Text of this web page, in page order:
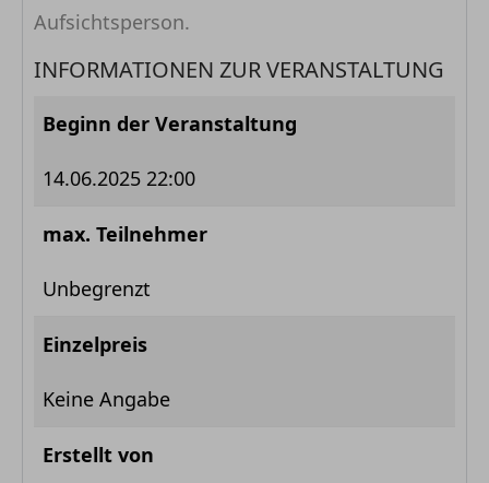
Aufsichtsperson.
INFORMATIONEN ZUR VERANSTALTUNG
Beginn der Veranstaltung
14.06.2025 22:00
max. Teilnehmer
Unbegrenzt
Einzelpreis
Keine Angabe
Erstellt von